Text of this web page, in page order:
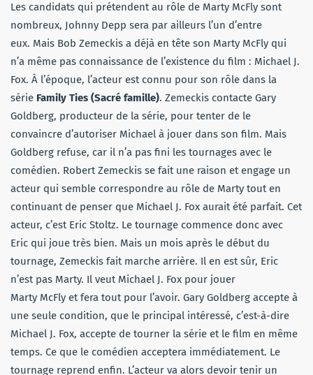
Les candidats qui prétendent au rôle de Marty McFly sont
nombreux, Johnny Depp sera par ailleurs l’un d’entre
eux. Mais Bob Zemeckis a déjà en tête son Marty McFly qui
n’a même pas connaissance de l’existence du film : Michael J.
Fox. À l’époque, l’acteur est connu pour son rôle dans la
série Family Ties (Sacré famille). Zemeckis contacte Gary
Goldberg, producteur de la série, pour tenter de le
convaincre d’autoriser Michael à jouer dans son film. Mais
Goldberg refuse, car il n’a pas fini les tournages avec le
comédien. Robert Zemeckis se fait une raison et engage un
acteur qui semble correspondre au rôle de Marty tout en
continuant de penser que Michael J. Fox aurait été parfait. Cet
acteur, c’est Eric Stoltz. Le tournage commence donc avec
Eric qui joue très bien. Mais un mois après le début du
tournage, Zemeckis fait marche arrière. Il en est sûr, Eric
n’est pas Marty. Il veut Michael J. Fox pour jouer
Marty McFly et fera tout pour l’avoir. Gary Goldberg accepte à
une seule condition, que le principal intéressé, c’est-à-dire
Michael J. Fox, accepte de tourner la série et le film en même
temps. Ce que le comédien acceptera immédiatement. Le
tournage reprend enfin. L’acteur va alors devoir tenir un